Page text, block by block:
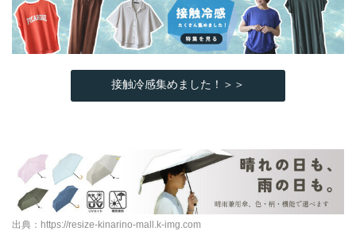
接触冷感集めました！＞＞
出典： https://resize-kinarino-mall.k-img.com